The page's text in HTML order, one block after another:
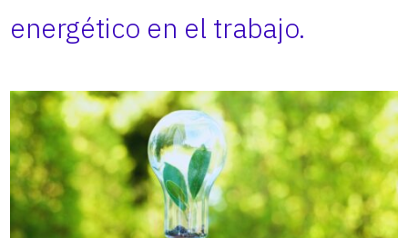
energético en el trabajo.